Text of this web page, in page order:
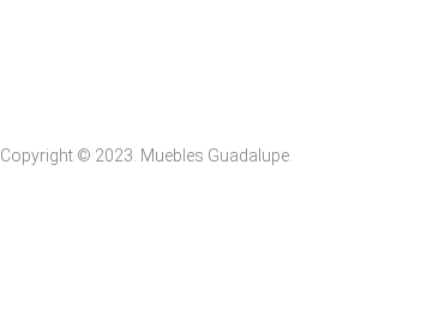
Copyright © 2023. Muebles Guadalupe.